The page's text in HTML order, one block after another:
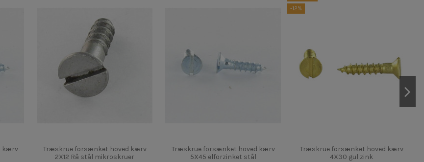
kærv
Træskrue forsænket hoved kærv
2X12 Rå stål mikroskruer
Træskrue forsænket hoved kærv
5X45 elforzinket stål
-12%
Træskrue forsænket hoved kærv
4X30 gul zink